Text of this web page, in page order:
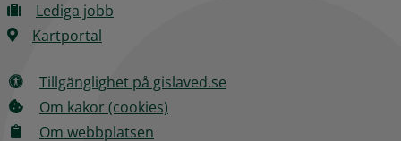
Lediga jobb
Kartportal
Tillgänglighet på gislaved.se
Om kakor (cookies)
Om webbplatsen